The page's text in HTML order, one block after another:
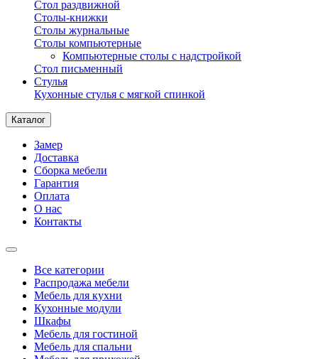
Стол раздвижной
Столы-книжки
Столы журнальные
Столы компьютерные
Компьютерные столы с надстройкой
Стол письменный
Стулья
Кухонные стулья с мягкой спинкой
Каталог
Замер
Доставка
Сборка мебели
Гарантия
Оплата
О нас
Контакты
Все категории
Распродажа мебели
Мебель для кухни
Кухонные модули
Шкафы
Мебель для гостиной
Мебель для спальни